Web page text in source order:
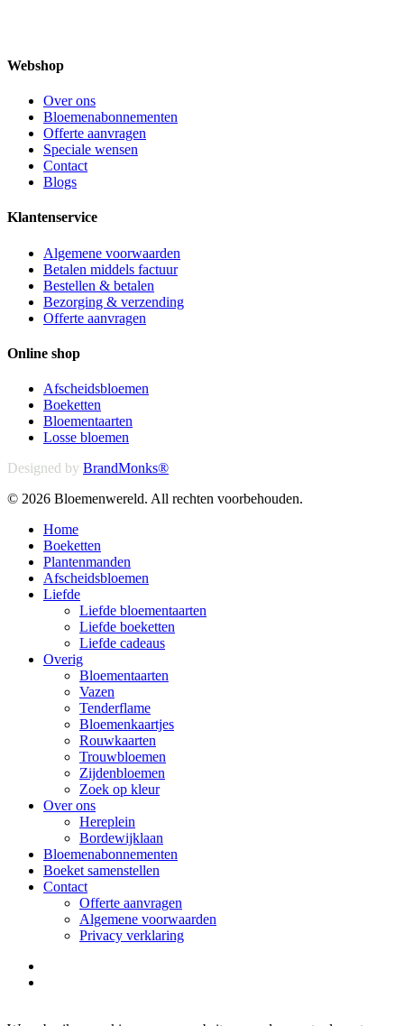
Webshop
Over ons
Bloemenabonnementen
Offerte aanvragen
Speciale wensen
Contact
Blogs
Klantenservice
Algemene voorwaarden
Betalen middels factuur
Bestellen & betalen
Bezorging & verzending
Offerte aanvragen
Online shop
Afscheidsbloemen
Boeketten
Bloementaarten
Losse bloemen
Designed by BrandMonks®
© 2026 Bloemenwereld. All rechten voorbehouden.
Close
Menu
Home
Boeketten
Plantenmanden
Afscheidsbloemen
Liefde
Liefde bloementaarten
Liefde boeketten
Liefde cadeaus
Overig
Bloementaarten
Vazen
Tenderflame
Bloemenkaartjes
Rouwkaarten
Trouwbloemen
Zijdenbloemen
Zoek op kleur
Over ons
Hereplein
Bordewijklaan
Bloemenabonnementen
Boeket samenstellen
Contact
Offerte aanvragen
Algemene voorwaarden
Privacy verklaring